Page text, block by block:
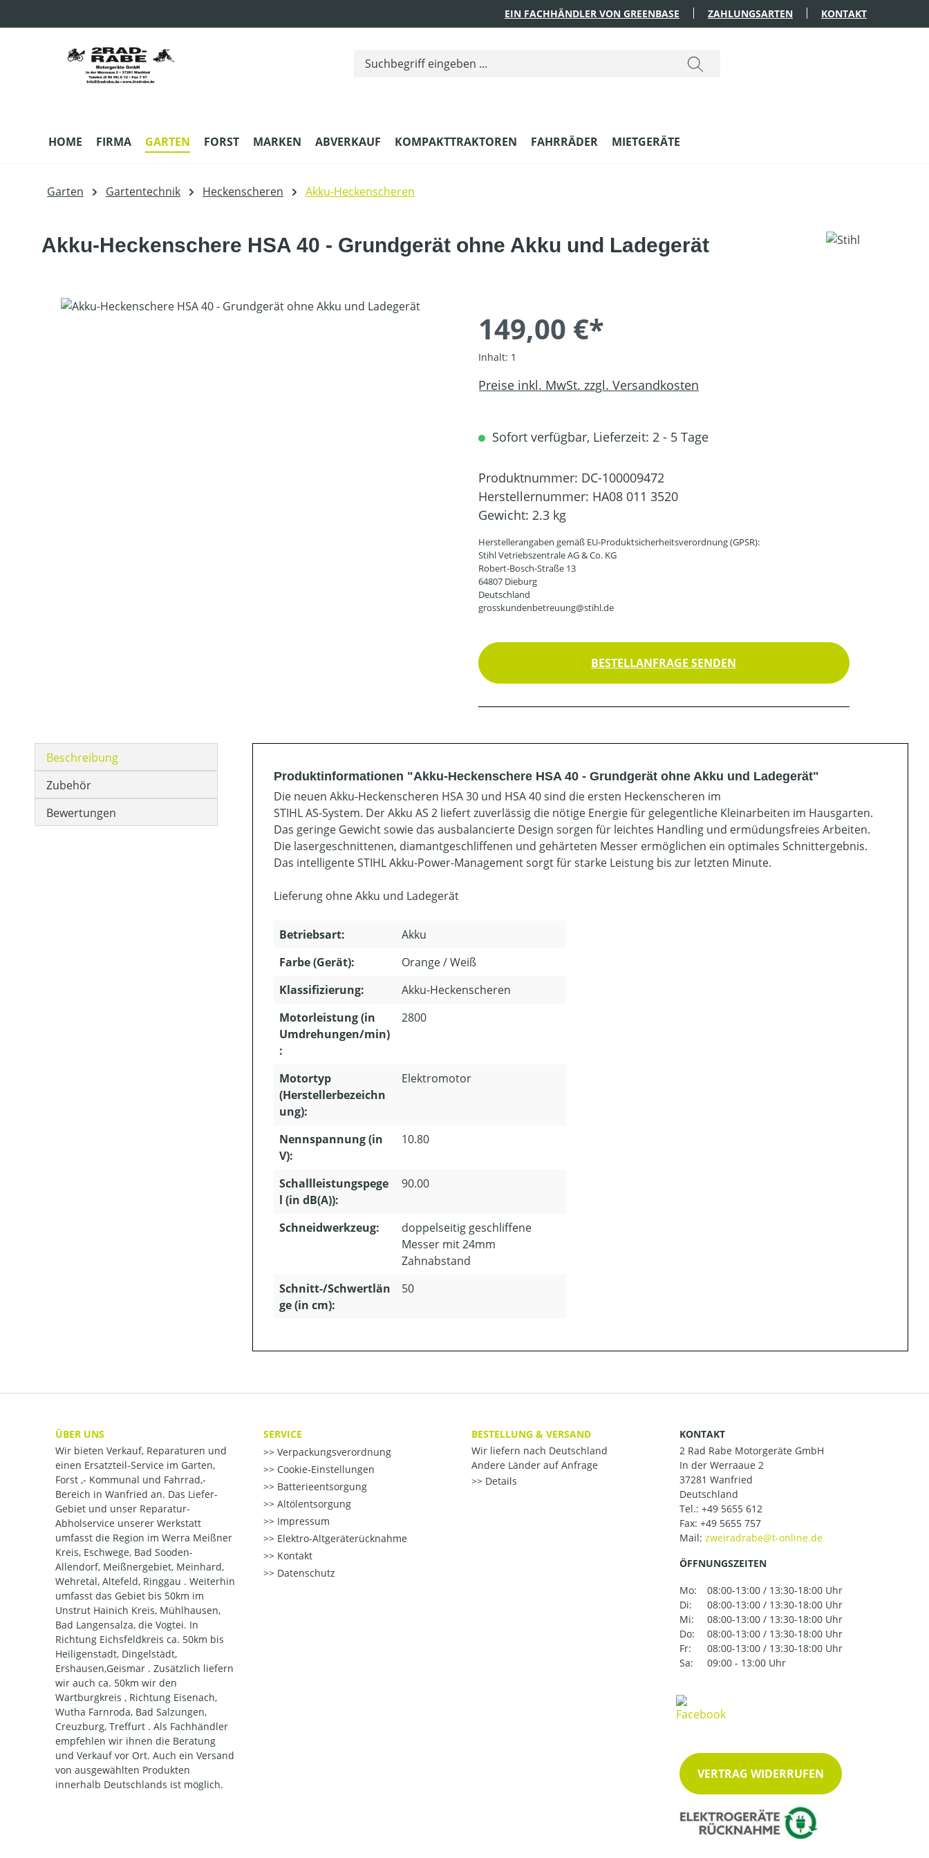
EIN FACHHÄNDLER VON GREENBASE ZAHLUNGSARTEN KONTAKT
HOME FIRMA GARTEN FORST MARKEN ABVERKAUF KOMPAKTTRAKTOREN FAHRRÄDER MIETGERÄTE
Garten Gartentechnik Heckenscheren Akku-Heckenscheren
Akku-Heckenschere HSA 40 - Grundgerät ohne Akku und Ladegerät
Bildergalerie überspringen
149,00 €*
Inhalt: 1
Preise inkl. MwSt. zzgl. Versandkosten
Sofort verfügbar, Lieferzeit: 2 - 5 Tage
Produktnummer: DC-100009472
Herstellernummer: HA08 011 3520
Gewicht: 2.3 kg
Herstellerangaben gemäß EU-Produktsicherheitsverordnung (GPSR):
Stihl Vetriebszentrale AG & Co. KG
Robert-Bosch-Straße 13
64807 Dieburg
Deutschland
grosskundenbetreuung@stihl.de
BESTELLANFRAGE SENDEN
Beschreibung
Zubehör
Bewertungen
Produktinformationen "Akku-Heckenschere HSA 40 - Grundgerät ohne Akku und Ladegerät"
Die neuen Akku-Heckenscheren HSA 30 und HSA 40 sind die ersten Heckenscheren im
STIHL AS-System. Der Akku AS 2 liefert zuverlässig die nötige Energie für gelegentliche Kleinarbeiten im Hausgarten.
Das geringe Gewicht sowie das ausbalancierte Design sorgen für leichtes Handling und ermüdungsfreies Arbeiten.
Die lasergeschnittenen, diamantgeschliffenen und gehärteten Messer ermöglichen ein optimales Schnittergebnis.
Das intelligente STIHL Akku-Power-Management sorgt für starke Leistung bis zur letzten Minute.
Lieferung ohne Akku und Ladegerät
Betriebsart:
Akku
Farbe (Gerät):
Orange / Weiß
Klassifizierung:
Akku-Heckenscheren
Motorleistung (in
Umdrehungen/min)
:
2800
Motortyp
(Herstellerbezeichn
ung):
Elektromotor
Nennspannung (in
V):
10.80
Schallleistungspege
l (in dB(A)):
90.00
Schneidwerkzeug:
doppelseitig geschliffene
Messer mit 24mm
Zahnabstand
Schnitt-/Schwertlän
ge (in cm):
50
ÜBER UNS
Wir bieten Verkauf, Reparaturen und
einen Ersatzteil-Service im Garten,
Forst ,- Kommunal und Fahrrad,-
Bereich in Wanfried an. Das Liefer-
Gebiet und unser Reparatur-
Abholservice unserer Werkstatt
umfasst die Region im Werra Meißner
Kreis, Eschwege, Bad Sooden-
Allendorf, Meißnergebiet, Meinhard,
Wehretal, Altefeld, Ringgau . Weiterhin
umfasst das Gebiet bis 50km im
Unstrut Hainich Kreis, Mühlhausen,
Bad Langensalza, die Vogtei. In
Richtung Eichsfeldkreis ca. 50km bis
Heiligenstadt, Dingelstädt,
Ershausen,Geismar . Zusätzlich liefern
wir auch ca. 50km wir den
Wartburgkreis , Richtung Eisenach,
Wutha Farnroda, Bad Salzungen,
Creuzburg, Treffurt . Als Fachhändler
empfehlen wir ihnen die Beratung
und Verkauf vor Ort. Auch ein Versand
von ausgewählten Produkten
innerhalb Deutschlands ist möglich.
SERVICE
Verpackungsverordnung
Cookie-Einstellungen
Batterieentsorgung
Altölentsorgung
Impressum
Elektro-Altgeräterücknahme
Kontakt
Datenschutz
BESTELLUNG & VERSAND
Wir liefern nach Deutschland
Andere Länder auf Anfrage
Details
KONTAKT
2 Rad Rabe Motorgeräte GmbH
In der Werraaue 2
37281 Wanfried
Deutschland
Tel.: +49 5655 612
Fax: +49 5655 757
Mail:
ÖFFNUNGSZEITEN
Mo:
08:00-13:00 / 13:30-18:00 Uhr
Di:
08:00-13:00 / 13:30-18:00 Uhr
Mi:
08:00-13:00 / 13:30-18:00 Uhr
Do:
08:00-13:00 / 13:30-18:00 Uhr
Fr:
08:00-13:00 / 13:30-18:00 Uhr
Sa:
09:00 - 13:00 Uhr
VERTRAG WIDERRUFEN